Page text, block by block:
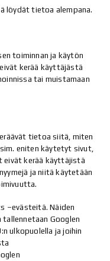
löydät tietoa alempana.
toiminnan ja käytön
kerää käyttäjästä
tai muistamaan
tietoa siitä, miten
eniten käytetyt sivut,
eivät kerää käyttäjistä
ja niitä käytetään
–evästeitä. Näiden
Googlen
ulkopuolella ja joihin